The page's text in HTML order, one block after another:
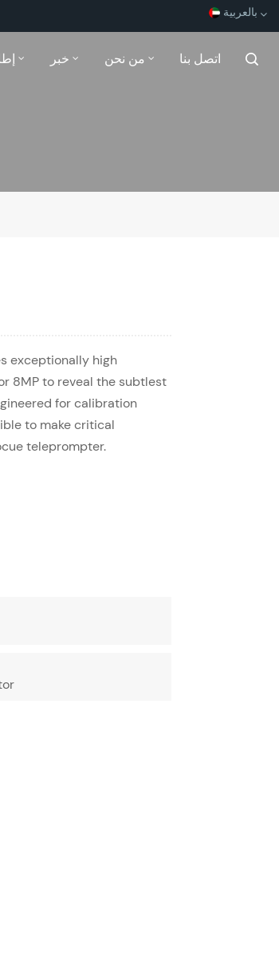
بالعربية
بالعربية
خبر من نحن اتصل بنا
exceptionally high
8MP to reveal the subtlest
for calibration
to make critical
teleprompter.